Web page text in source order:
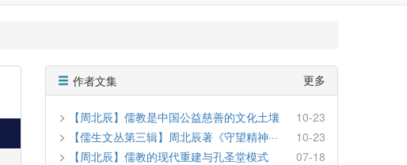
作者文集 更多
【周北辰】儒教是中国公益慈善的文化土壤
10-23
【儒生文丛第三辑】周北辰著《守望精神···
10-23
【周北辰】儒教的现代重建与孔圣堂模式
07-18